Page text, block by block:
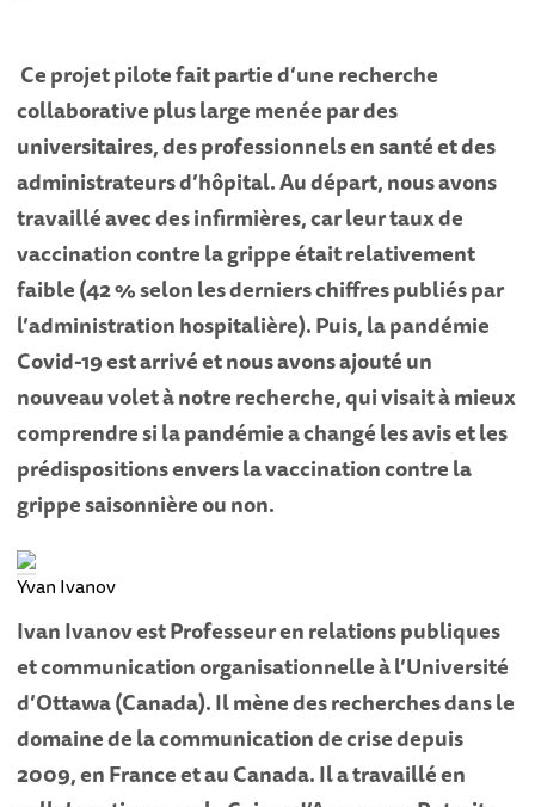
Ce projet pilote fait partie d’une recherche
collaborative plus large menée par des
universitaires, des professionnels en santé et des
administrateurs d’hôpital. Au départ, nous avons
travaillé avec des infirmières, car leur taux de
vaccination contre la grippe était relativement
faible (42 % selon les derniers chiffres publiés par
l’administration hospitalière). Puis, la pandémie
Covid-19 est arrivé et nous avons ajouté un
nouveau volet à notre recherche, qui visait à mieux
comprendre si la pandémie a changé les avis et les
prédispositions envers la vaccination contre la
grippe saisonnière ou non.
Yvan Ivanov
Ivan Ivanov est Professeur en relations publiques
et communication organisationnelle à l’Université
d’Ottawa (Canada). Il mène des recherches dans le
domaine de la communication de crise depuis
2009, en France et au Canada. Il a travaillé en